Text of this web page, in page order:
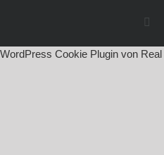
WordPress Cookie Plugin von